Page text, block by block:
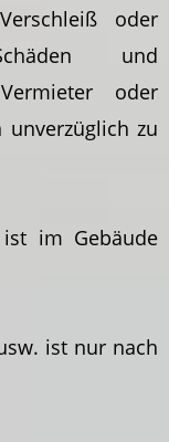
oder
und
oder
zu
im Gebäude
ist nur nach